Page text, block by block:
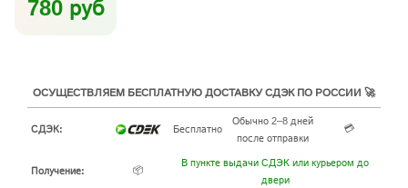
780 руб
ОСУЩЕСТВЛЯЕМ БЕСПЛАТНУЮ ДОСТАВКУ СДЭК ПО РОССИИ 🚀
СДЭК: Бесплатно
Обычно 2–8 дней
после отправки
💳
Получение: 📦
В пункте выдачи СДЭК или курьером до
двери